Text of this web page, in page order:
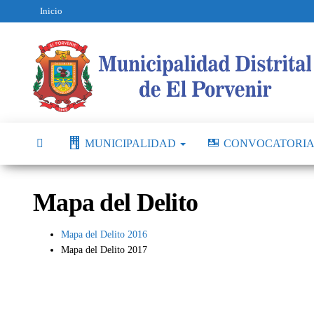
Inicio
MUNICIPALIDAD
Mapa del Delito
Mapa del Delito 2016
Mapa del Delito 2017